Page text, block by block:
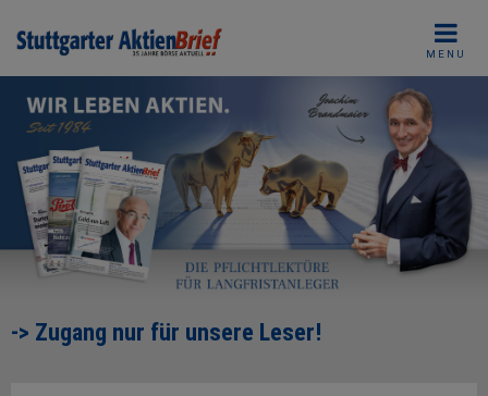
MENU
-> Zugang nur für unsere Leser!